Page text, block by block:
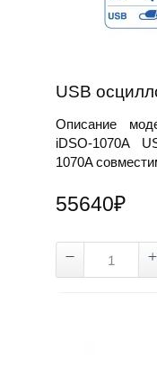
USB
Описание
iDSO-1070A
1070A
55640₽